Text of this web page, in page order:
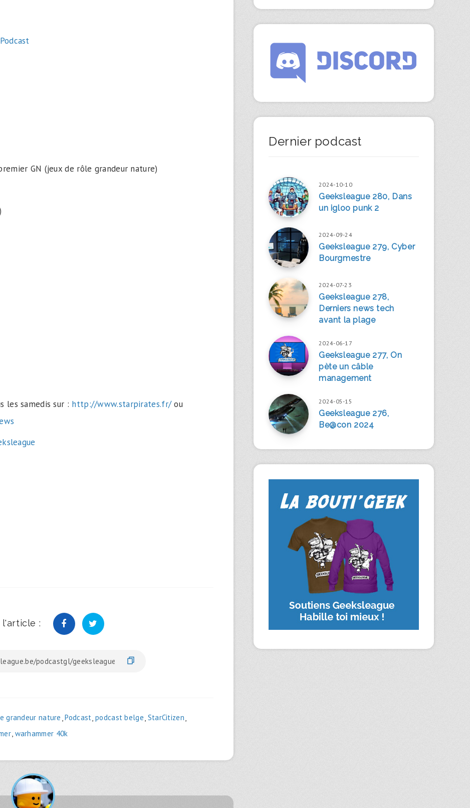
GN (jeux de rôle grandeur nature)
les samedis sur : http://www.starpirates.fr/ou
:
grandeur nature ,Podcast ,podcast belge StarCitizen
warhammer 40k
Dernier podcast
2024-10-10
Geeksleague 280, Dans
un igloo punk 2
2024-09-24
Geeksleague 279, Cyber
Bourgmestre
2024-07-23
Geeksleague 278,
Derniers news tech
avant la plage
2024-06-17
Geeksleague 277, On
pète un câble
management
2024-05-15
Geeksleague 276,
Be@con 2024